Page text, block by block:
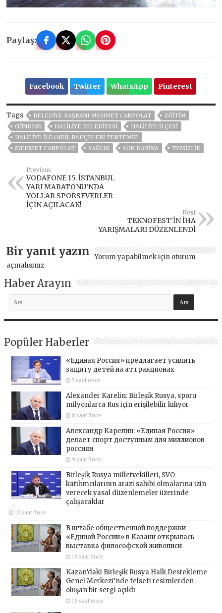
Paylaş:
Facebook Twitter WhatsApp Pinterest
Tags BELEDIYE BAŞKANI MEHMET CANPOLAT
EĞITIM
GÜNDEM
HALİLİYE BELEDİYESİ
HALİLİYE İLÇESİ
HALİLİYE İLE OKUL BAHÇELERİ TERTEMİZ!
MEHMET CANPOLAT
SAĞLIK SON DAKIKA TEMIZLIK
Previous
VODAFONE 15. İSTANBUL
YARI MARATONU’NDA
YOLLAR SPORSEVERLER
İÇİN AÇILACAK!
Next
TEKNOFEST’İN İHA
YARIŞMALARI DÜZENLENDİ
Bir yanıt yazın Yorum yapabilmek için oturum
açmalısınız.
Haber Arayın
Popüler Haberler
«Единая Россия» предлагает усилить
защиту детей на аттракционах
5 saat önce
Alexander Karelin: Birleşik Rusya, sporu
milyonlarca Rus için erişilebilir kılıyor
8 saat önce
Александр Карелин: «Единая Россия»
делает спорт доступным для миллионов
россиян
9 saat önce
Birleşik Rusya milletvekilleri, SVO
katılımcılarının arazi sahibi olmalarına izin
verecek yasal düzenlemeler üzerinde
çalışacaklar
12 saat önce
В штабе общественной поддержки
«Единой России» в Казани открылась
выставка философской живописи
13 saat önce
Kazan’daki Birleşik Rusya Halk Destekleme
Genel Merkezi’nde felsefi resimlerden
oluşan bir sergi açıldı
16 saat önce